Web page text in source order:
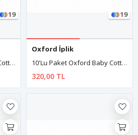
19
10'lu Paket Oxford Baby Cotton Amigurumi Punch 50gr/150m No:120 Saks Mavi
19
Oxford İplik
10'lu Paket Oxford Baby Cotton Amigurumi Punch 50gr/150m No:130 Türbe Yeşil
320,00 TL